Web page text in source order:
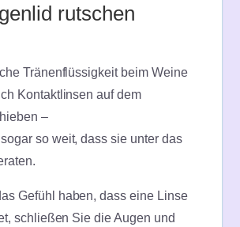
rutschen
Tränenflüssigkeit beim Weine
Kontaktlinsen auf dem
–
so weit, dass sie unter das
Gefühl haben, dass eine Linse
schließen Sie die Augen und